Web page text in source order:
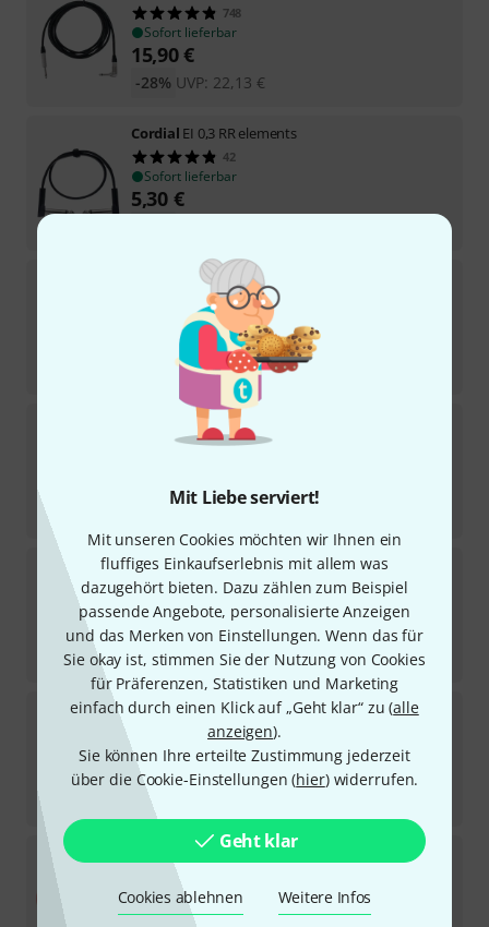
Mit Liebe serviert!
Mit unseren Cookies möchten wir Ihnen ein
fluffiges Einkaufserlebnis mit allem was
dazugehört bieten. Dazu zählen zum Beispiel
passende Angebote, personalisierte Anzeigen
und das Merken von Einstellungen. Wenn das für
Sie okay ist, stimmen Sie der Nutzung von Cookies
für Präferenzen, Statistiken und Marketing
einfach durch einen Klick auf „Geht klar“ zu (alle
anzeigen).
Sie können Ihre erteilte Zustimmung jederzeit
über die Cookie-Einstellungen (hier) widerrufen.
Geht klar
Cookies ablehnen Weitere Infos
748
Sofort lieferbar
15,90€
UVP: 22,13 €
-28%
Cordial EI 0,3 RR elements
42
Sofort lieferbar
5,30 €
CCI 3 PP
1782
Sofort lieferbar
€
UVP:10,95 €
CCFI 3 PP
1673
€
CordialCAI 5 BK
1187
Sofort lieferbar
16,50 €
UVP:23,09 €
-29%
CordialCFM 0,5 FM BK
574
Sofort lieferbar
11,90 €
-24%
CTI 3 PP-RD
Sofort lieferbar
15,50€